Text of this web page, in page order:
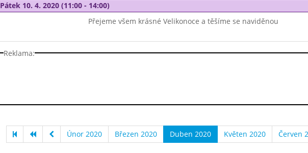
Pátek 10. 4. 2020 (11:00 - 14:00)
Přejeme všem krásné Velikonoce a těšíme se naviděnou
Reklama:
Únor 2020 Březen 2020 Duben 2020 Květen 2020 Červen